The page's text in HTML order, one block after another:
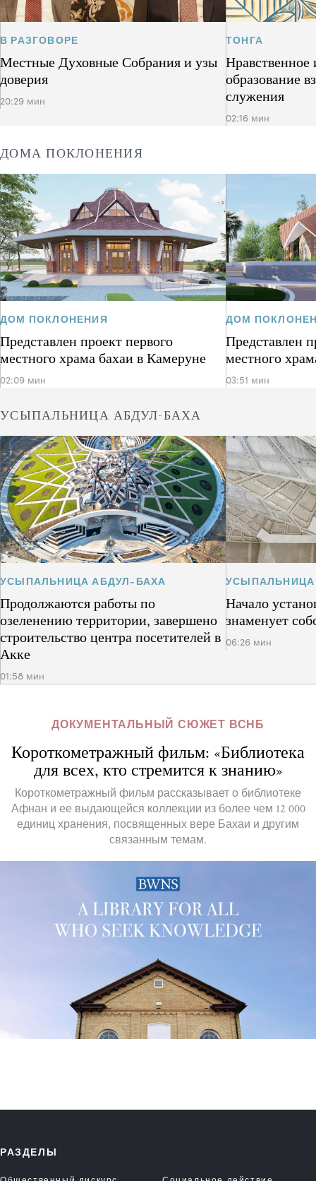
В РАЗГОВОРЕ
Местные Духовные Собрания и узы
доверия
20:29 мин
ТОНГА
Нравственное
образование
служения
02:16 мин
ДОМА ПОКЛОНЕНИЯ
ДОМ ПОКЛОНЕНИЯ
Представлен проект первого
местного храма бахаи в Камеруне
02:09 мин
ДОМ
Представлен
местного
03:51 мин
УСЫПАЛЬНИЦА АБДУЛ-БАХА
УСЫПАЛЬНИЦА АБДУЛ-БАХА
Продолжаются работы по
озеленению территории, завершено
строительство центра посетителей в
Акке
01:58 мин
Начало
знаменует
06:26 мин
ДОКУМЕНТАЛЬНЫЙ СЮЖЕТ ВСНБ
Короткометражный фильм: «Библиотека
для всех, кто стремится к знанию»
Короткометражный фильм рассказывает о библиотеке
Афнан и ее выдающейся коллекции из более чем 12 000
единиц хранения, посвященных вере Бахаи и другим
связанным темам.
РАЗДЕЛЫ